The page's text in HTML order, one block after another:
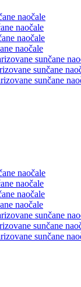
naočale
naočale
naočale
naočale
sunčane
sunčane
sunčane
naočale
naočale
naočale
naočale
sunčane
sunčane
sunčane